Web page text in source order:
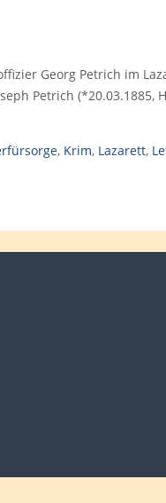
Georg Petrich im
Petrich (*20.03.1885,
, Krim, Lazarett,